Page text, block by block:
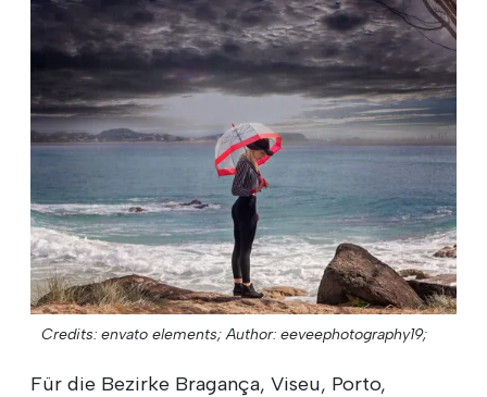
Credits: envato elements; Author: eeveephotography19;
Für die Bezirke Bragança, Viseu, Porto,